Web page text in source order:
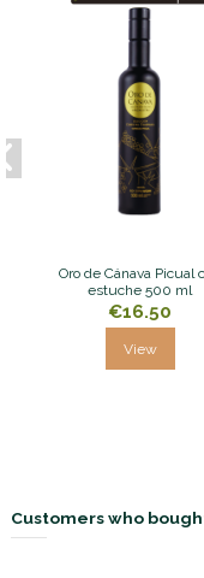
Oro de Cánava Picual
estuche 500 ml
€16.50
View
Customers who